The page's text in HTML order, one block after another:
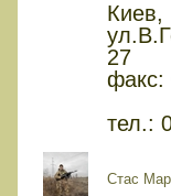
Киев,
27
факс:
тел.:
Стас